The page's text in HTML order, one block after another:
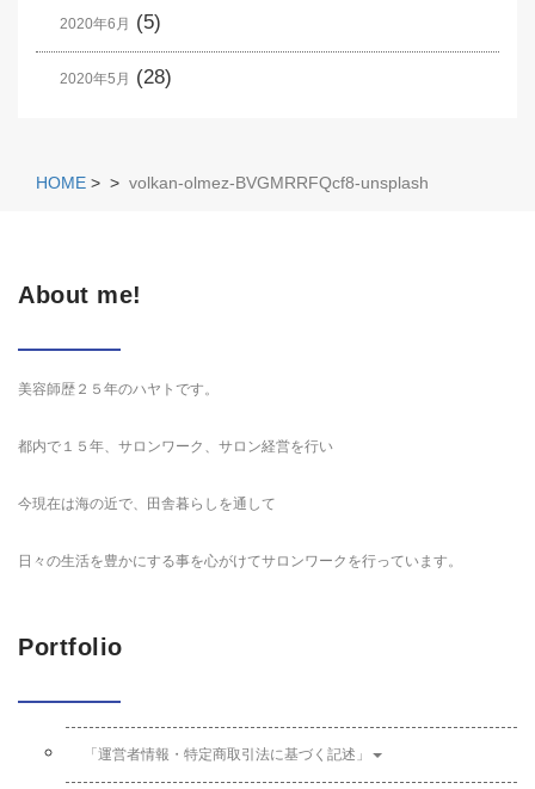
2020年6月 (5)
2020年5月 (28)
HOME > > volkan-olmez-BVGMRRFQcf8-unsplash
About me!
美容師歴２５年のハヤトです。
都内で１５年、サロンワーク、サロン経営を行い
今現在は海の近で、田舎暮らしを通して
日々の生活を豊かにする事を心がけてサロンワークを行っています。
Portfolio
「運営者情報・特定商取引法に基づく記述」